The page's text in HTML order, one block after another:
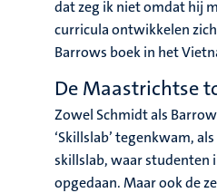
dat zeg ik niet omdat hij
curricula ontwikkelen
Barrows boek in het
De Maastrichtse
Zowel Schmidt als
‘Skillslab’ tegenkwam,
skillslab, waar studenten
opgedaan. Maar ook de